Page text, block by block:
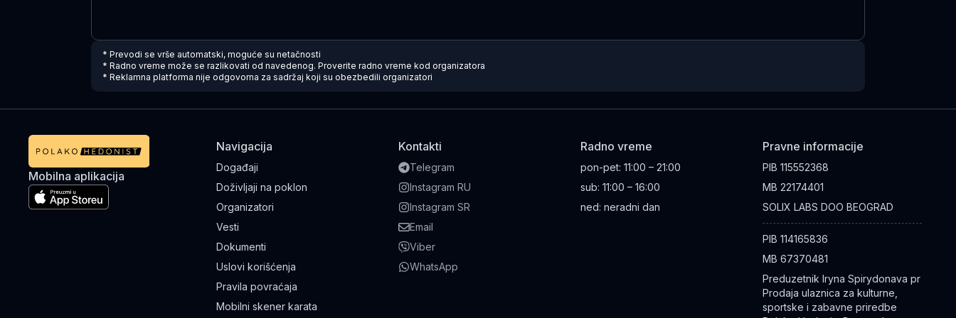
* Prevodi se vrše automatski, moguće su netačnosti
* Radno vreme može se razlikovati od navedenog. Proverite radno vreme kod organizatora
* Reklamna platforma nije odgovorna za sadržaj koji su obezbedili organizatori
Mobilna aplikacija
Navigacija
Događaji
Doživljaji na poklon
Organizatori
Vesti
Dokumenti
Uslovi korišćenja
Pravila povraćaja
Mobilni skener karata
Kontakti
Telegram
Instagram RU
Instagram SR
Email
Viber
WhatsApp
Radno vreme
pon-pet: 11:00 – 21:00
sub: 11:00 – 16:00
ned: neradni dan
Pravne informacije
PIB 115552368
MB 22174401
SOLIX LABS DOO BEOGRAD
PIB 114165836
MB 67370481
Preduzetnik Iryna Spirydonava pr
Prodaja ulaznica za kulturne,
sportske i zabavne priredbe